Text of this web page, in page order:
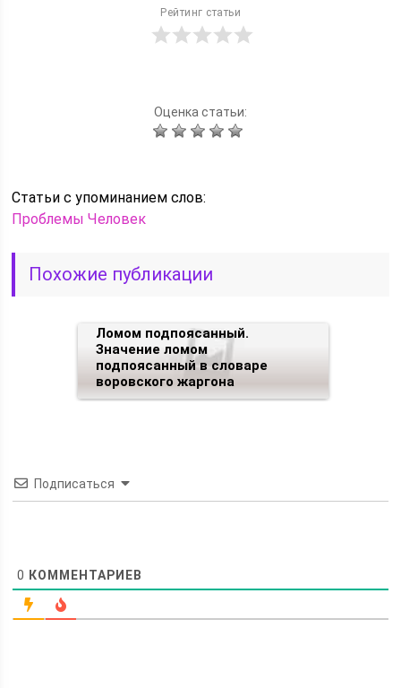
Рейтинг статьи
Оценка статьи:
Статьи c упоминанием слов:
Проблемы Человек
Похожие публикации
Ломом подпоясанный.
Значение ломом
подпоясанный в словаре
воровского жаргона
Подписаться
0 КОММЕНТАРИЕВ